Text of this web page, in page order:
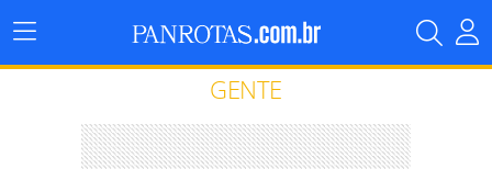
Menu
Principal
GENTE